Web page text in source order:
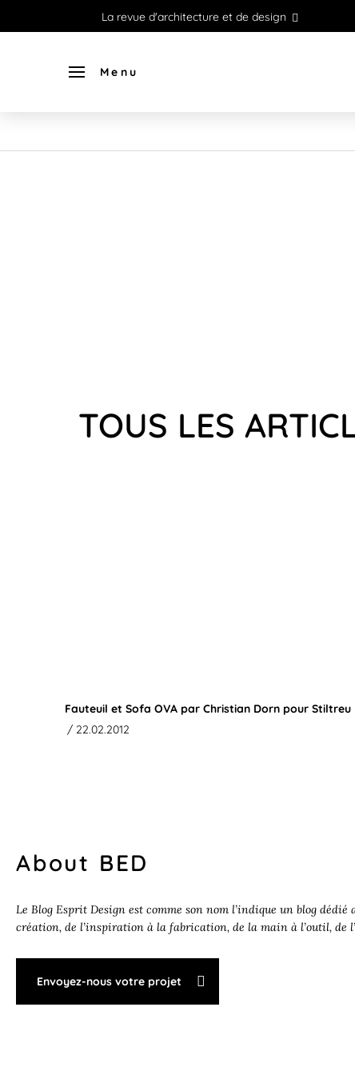
La revue d'architecture et de design
Menu
TOUS LES
Fauteuil et Sofa OVA par Christian Dorn pour Stiltreu
/ 22.02.2012
About BED
Le Blog Esprit Design est comme son nom l’indique un blog
création, de l’inspiration à la fabrication, de la main à l’outil, de
Envoyez-nous votre projet